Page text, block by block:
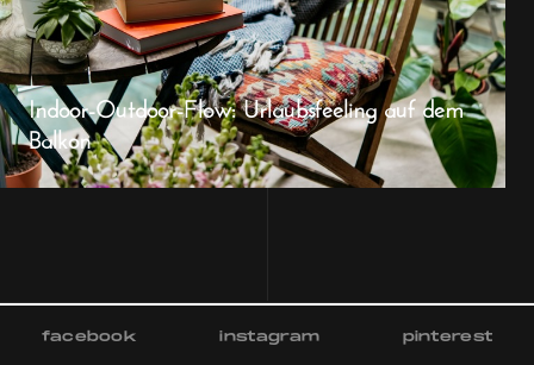
Indoor-Outdoor-Flow: Urlaubsfeeling auf dem
Balkon
facebook instagram pinterest